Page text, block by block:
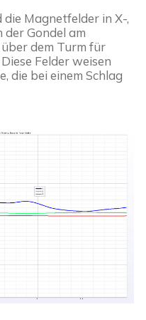
Magnetfelder in X-,
Gondel am
dem Turm für
Felder weisen
die bei einem Schlag